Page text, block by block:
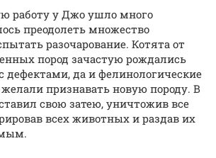
работу у Джо ушло много
преодолеть множество
разочарование. Котята от
пород зачастую рождались
да и фелинологические
признавать новую породу. В
свою затею, уничтожив все
всех животных и раздав их